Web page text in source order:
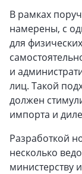
В рамках
намерены, с
для
и
лиц. Такой
должен
импорта и
Разработкой
несколько
министерству